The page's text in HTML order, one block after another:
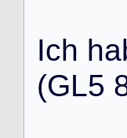
Ich ha
(GL5